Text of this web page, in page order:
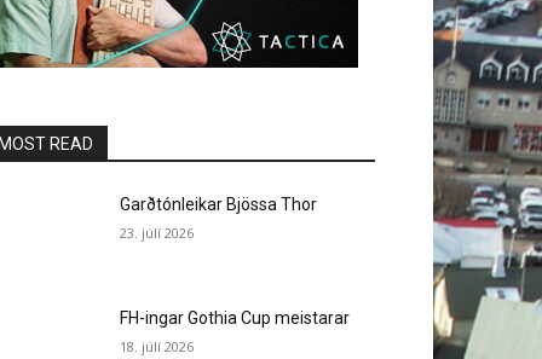
READ
Garðtónleikar Bjössa Thor
23. júlí 2026
FH-ingar Gothia Cup meistarar
18. júlí 2026